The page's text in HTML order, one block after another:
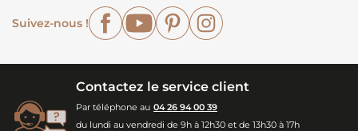
Suivez-nous !
FacebookYouTubePinterest
Contactez le service client
Par téléphone au 04 26 94 00 39
du lundi au vendredi de 9h à 12h30 et de 13h30 à 17h